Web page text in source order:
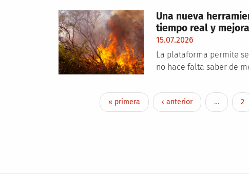
Una nueva
tiempo real y
15.07.2026
La plataforma permite
no hace falta saber de
PaginaciónPrimera página
« primera Página anterior
‹ anterior … 2